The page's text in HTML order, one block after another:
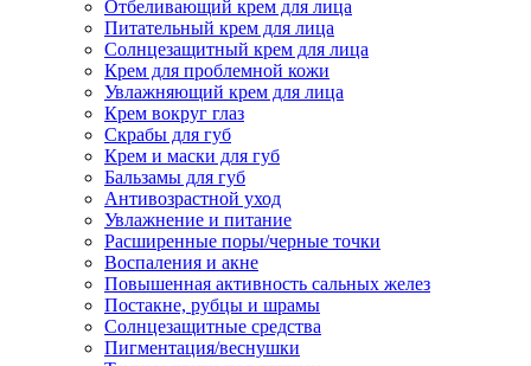
Отбеливающий крем для лица
Питательный крем для лица
Солнцезащитный крем для лица
Крем для проблемной кожи
Увлажняющий крем для лица
Крем вокруг глаз
Скрабы для губ
Крем и маски для губ
Бальзамы для губ
Антивозрастной уход
Увлажнение и питание
Расширенные поры/черные точки
Воспаления и акне
Повышенная активность сальных желез
Постакне, рубцы и шрамы
Солнцезащитные средства
Пигментация/веснушки